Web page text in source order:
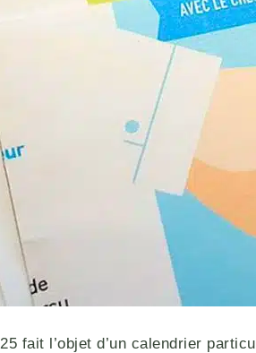
fait l’objet d’un calendrier